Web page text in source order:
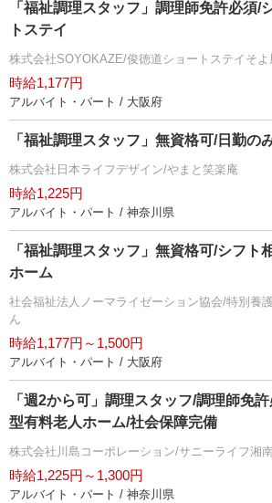
「福祉調理スタッフ」調理師免許必須/
トステイ
株式会社SOYOKAZE/俊徳道ショートステイそよ
時給1,177円
アルバイト・パート / 大阪府
「福祉調理スタッフ」無資格可/日勤の
株式会社日本ライフデザイン/やまと笑楽庵
時給1,225円
アルバイト・パート / 神奈川県
「福祉調理スタッフ」無資格可/シフト
ホーム
社会福祉法人ノーマライゼーション協会/特別養
ん
時給1,177円～1,500円
アルバイト・パート / 大阪府
「週2から可」調理スタッフ/調理師免
型有料老人ホーム/社会保障完備
株式会社川島コーポレーション/サニーライフ湘
時給1,225円～1,300円
アルバイト・パート / 神奈川県